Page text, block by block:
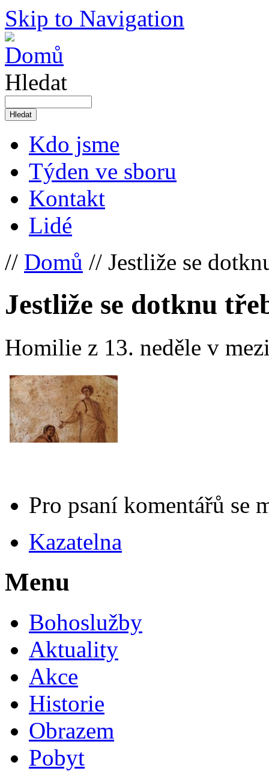
Skip to Navigation
Hledat
Kdo jsme
Týden ve sboru
Kontakt
Lidé
// Domů // Jestliže se
Jestliže se dotknu
Homilie z 13. neděle v
Pro psaní komentářů se
Kazatelna
Menu
Bohoslužby
Aktuality
Akce
Historie
Obrazem
Pobyt